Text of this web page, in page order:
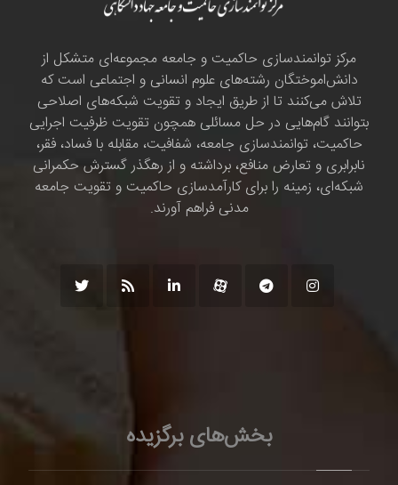
مرکز توانمندسازی حاکمیت و جامعه مجموعه‌ای متشکل از
دانش‌اموختگان رشته‌های علوم انسانی و اجتماعی است که
تلاش می‌کنند تا از طریق ایجاد و تقویت شبکه‌های اصلاحی
بتوانند گام‌هایی در حل مسائلی همچون تقویت ظرفیت اجرایی
حاکمیت، توانمندسازی جامعه، شفافیت، مقابله با فساد، فقر،
نابرابری و تعارض منافع، برداشته و از رهگذر گسترش حکمرانی
شبکه‌ای، زمینه را برای کارآمدسازی حاکمیت و تقویت جامعه
مدنی فراهم آورند.
بخش‌های برگزیده